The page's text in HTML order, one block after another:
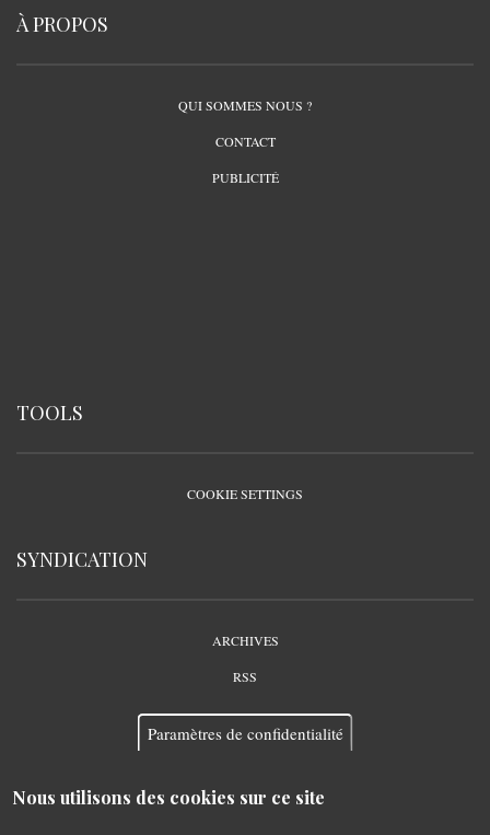
À PROPOS
QUI SOMMES NOUS ?
CONTACT
PUBLICITÉ
TOOLS
COOKIE SETTINGS
SYNDICATION
ARCHIVES
RSS
Paramètres de confidentialité
Nous utilisons des cookies sur ce site